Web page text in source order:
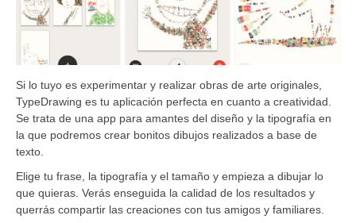
Si lo tuyo es experimentar y realizar obras de arte originales,
TypeDrawing es tu aplicación perfecta en cuanto a creatividad.
Se trata de una app para amantes del diseño y la tipografía en
la que podremos crear bonitos dibujos realizados a base de
texto.
Elige tu frase, la tipografía y el tamaño y empieza a dibujar lo
que quieras. Verás enseguida la calidad de los resultados y
querrás compartir las creaciones con tus amigos y familiares.